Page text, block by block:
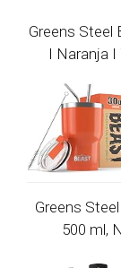
Greens Steel
I Naranja I
Greens
500 ml,